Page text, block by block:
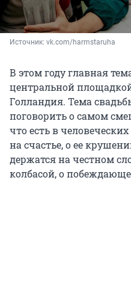
Источник: vk.com/harmstaruha
В этом году главная
центральной
Голландия. Тема
поговорить о самом
что есть в
на счастье, о ее
держатся на честном
колбасой, о